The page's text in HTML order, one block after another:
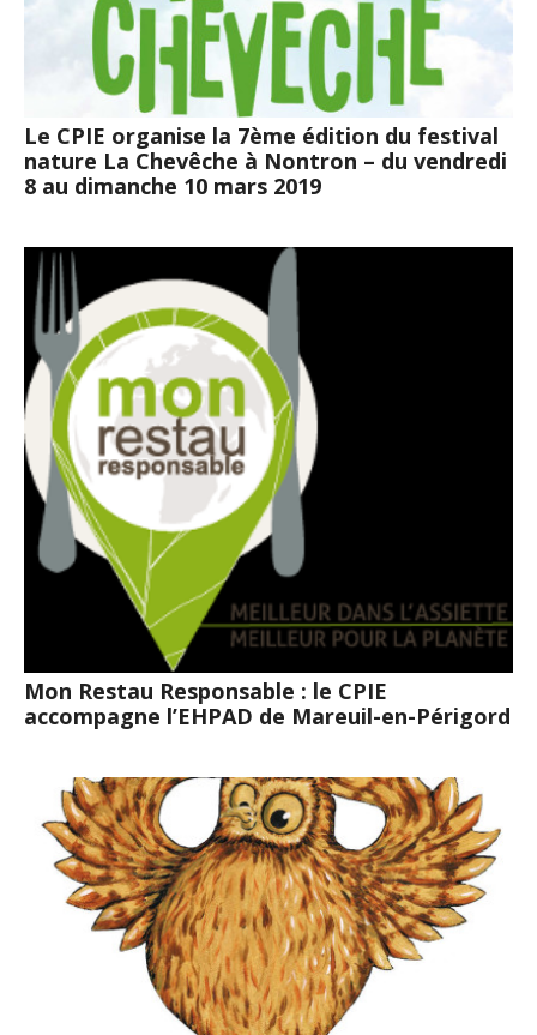
Le CPIE organise la 7ème édition du festival
nature La Chevêche à Nontron – du vendredi
8 au dimanche 10 mars 2019
Mon Restau Responsable : le CPIE
accompagne l’EHPAD de Mareuil-en-Périgord